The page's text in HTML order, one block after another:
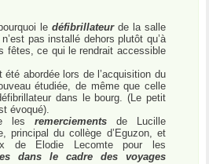
ledéfibrillateurde la salle
n’est pas installé dehors plutôt qu’à
fêtes, ce qui le rendrait accessible
abordée lors de l’acquisition du
étudiée, de même que celle
dans le bourg. (Le petit
évoqué).
les remerciementsde Lucille
principal du collège d’Eguzon, et
de Elodie Lecomte pour les
dans le cadre des voyages